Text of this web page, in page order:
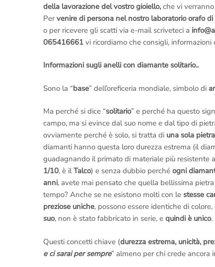
della lavorazione del vostro gioiello, che vi
Per venire di persona nel nostro laboratorio orafo di
o per ricevere gli scatti via e-mail scriveteci a
065416661 vi ricordiamo che consigli,
Informazioni sugli anelli con diamante solitario..
Sono la “base” dell’oreficeria mondiale, simbolo di
Ma perché si dice “solitario” e perché ha questo
campo, ma si evince dal suo nome e dal tipo di
ovviamente perché è solo, si tratta di una sola pietra
diamanti hanno questa loro durezza estrema (il
guadagnando il primato di materiale più resistente
1/10, è ilTalco) e senza dubbio perché ogni
anni, avete mai pensato che quella bellissima
tempo? Anche se ne esistono molti con le stesse
preziose uniche, possono essere identiche di
suo, non è stato fabbricato in serie, e quindi è unico.
Questi concetti chiave (durezza estrema, unicità,
e ci sarai per sempre” almeno per chi crede ancora